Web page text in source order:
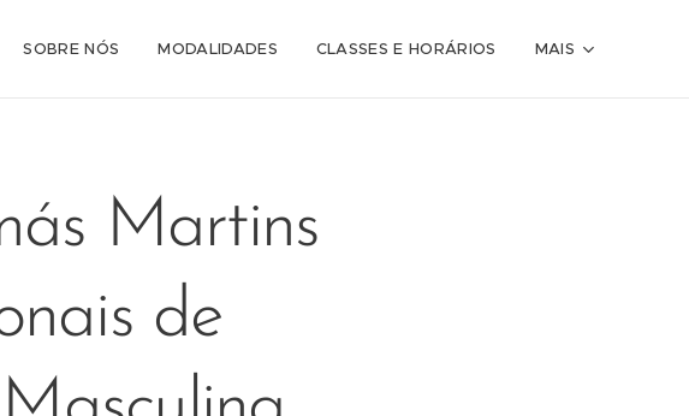
SOBRE NÓS MODALIDADES CLASSES E HORÁRIOS MAIS
Martins
de